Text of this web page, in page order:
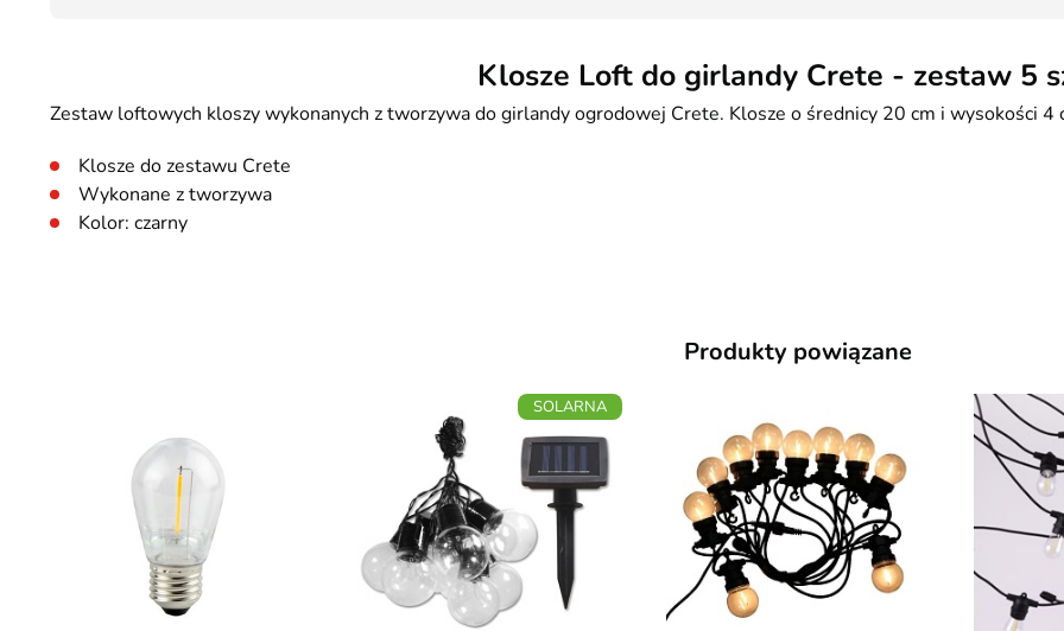
Klosze Loft do girlandy Crete - zestaw 5
Zestaw loftowych kloszy wykonanych z tworzywa do girlandy ogrodowej Crete. Klosze o średnicy 20 cm i wysokości 4
Klosze do zestawu Crete
Wykonane z tworzywa
Kolor: czarny
Produkty powiązane
SOLARNA